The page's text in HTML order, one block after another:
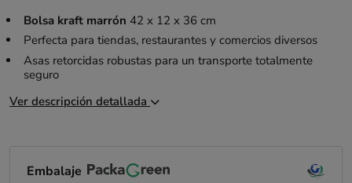
Bolsa kraft marrón 42 x 12 x 36 cm
Perfecta para tiendas, restaurantes y comercios diversos
Asas retorcidas robustas para un transporte totalmente
seguro
Ver descripción detallada
Embalaje